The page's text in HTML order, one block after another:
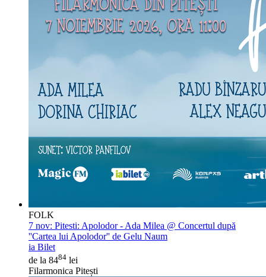
FOLK
7 nov: Pitesti: Apolodor - Ada Milea @ Concertul după
''Cartea lui Apolodor'' de Gelu Naum
ia Bilet
de la 8484 lei
Filarmonica Pitești